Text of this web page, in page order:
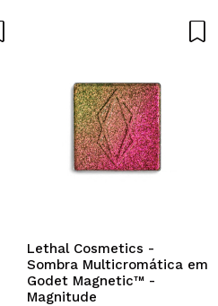
Lethal Cosmetics -
Sombra Multicromática em
Godet Magnetic™ -
Magnitude